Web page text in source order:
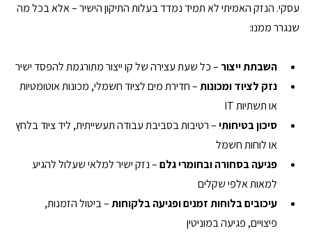
עסקי. הנזק האמיתי לא תמיד נמדד בעלות התיקון הישיר – אלא בכל מה
שנגרר ממנו:
השבתת ייצור – כל שעת עצירה של קו ייצור מתורגמת להפסד ישיר
נזק לציוד ומכונות – חדירת מים לציוד חשמלי, מכונות אוטומטיות
או תשתיות IT
סיכון בטיחותי – רטיבות בסביבת עבודה תעשייתית, ליד ציוד בלחץ
או לוחות חשמל
פגיעה בסחורה ובחומרי גלם – נזק ישיר למלאי שעלול להגיע
למאות אלפי שקלים
עיכובים בלוחות זמנים ופגיעה בלקוחות – ביטול הזמנות,
פיצויים, פגיעה במוניטין